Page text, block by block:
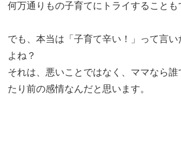
何万通りもの子育てにトライすることも
でも、本当は「子育て辛い！」って言
よね？
それは、悪いことではなく、ママなら誰
たり前の感情なんだと思います。